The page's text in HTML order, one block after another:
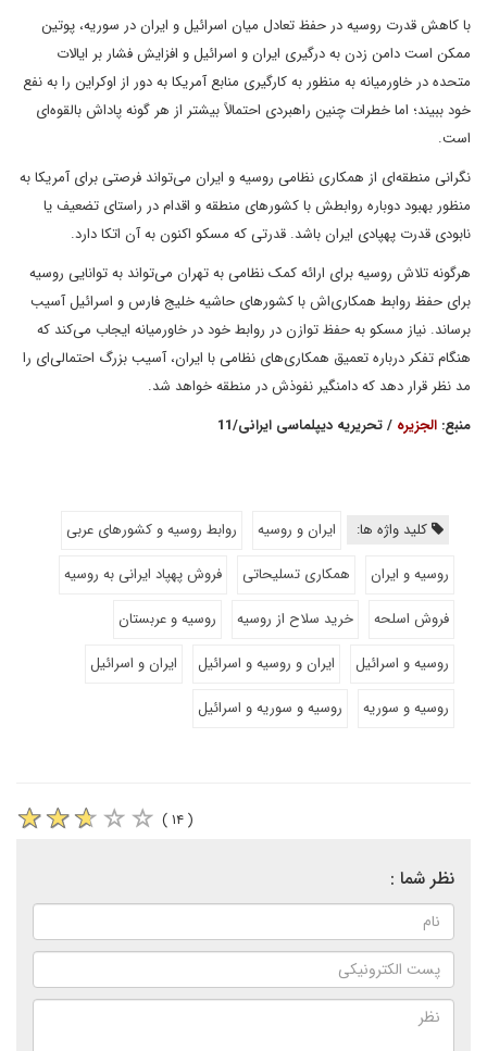
با کاهش قدرت روسیه در حفظ تعادل میان اسرائیل و ایران در سوریه، پوتین
ممکن است دامن زدن به درگیری ایران و اسرائیل و افزایش فشار بر ایالات
متحده در خاورمیانه به منظور به کارگیری منابع آمریکا به دور از اوکراین را به نفع
خود ببیند؛ اما خطرات چنین راهبردی احتمالاً بیشتر از هر گونه پاداش بالقوه‌ای
است.
نگرانی منطقه‌ای از همکاری نظامی روسیه و ایران می‌تواند فرصتی برای آمریکا به
منظور بهبود دوباره روابطش با کشورهای منطقه و اقدام در راستای تضعیف یا
نابودی قدرت پهپادی ایران باشد. قدرتی که مسکو اکنون به آن اتکا دارد.
هرگونه تلاش روسیه برای ارائه کمک نظامی به تهران می‌تواند به توانایی روسیه
برای حفظ روابط همکاری‌اش با کشورهای حاشیه خلیج فارس و اسرائیل آسیب
برساند. نیاز مسکو به حفظ توازن در روابط خود در خاورمیانه ایجاب می‌کند که
هنگام تفکر درباره تعمیق همکاری‌های نظامی با ایران، آسیب بزرگ احتمالی‌ای را
مد نظر قرار دهد که دامنگیر نفوذش در منطقه خواهد شد.
منبع: الجزیره / تحریریه دیپلماسی ایرانی/11
کلید واژه ها: ایران و روسیه
روابط روسیه و کشورهای عربی
روسیه و ایران
همکاری تسلیحاتی
فروش پهپاد ایرانی به روسیه
فروش اسلحه
خرید سلاح از روسیه
روسیه و عربستان
روسیه و اسرائیل
ایران و روسیه و اسرائیل
ایران و اسرائیل
روسیه و سوریه
روسیه و سوریه و اسرائیل
( ۱۴ )
نظر شما :